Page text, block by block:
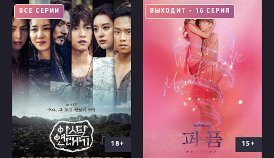
ВСЕ СЕРИИ
18+
ВЫХОДИТ - 16 СЕРИЯ
15+